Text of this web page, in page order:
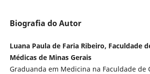
Biografia do Autor
Luana Paula de Faria Ribeiro, Faculdade
Médicas de Minas Gerais
Graduanda em Medicina na Faculdade de